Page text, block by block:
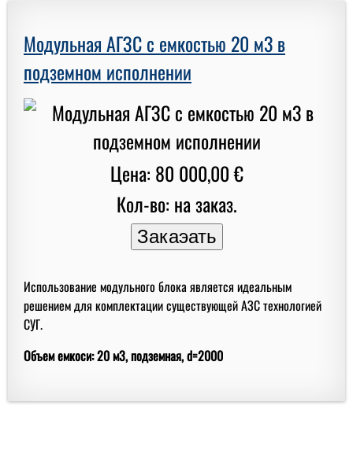
Модульная АГЗС с емкостью 20 м3 в
подземном исполнении
Цена: 80 000,00 €
Кол-во: на заказ.
Использование модульного блока является идеальным
решением для комплектации существующей АЗС технологией
СУГ.
Объем емкоси: 20 м3, подземная, d=2000